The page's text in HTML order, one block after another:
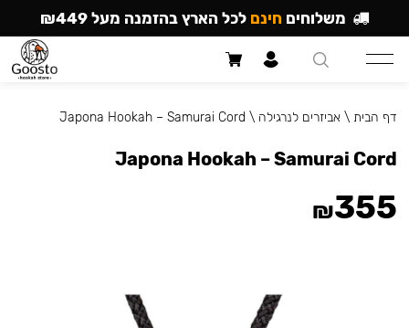
דף הבית \אביזרים לנרגילה \
Japona Hookah – Samurai Cord
Japona Hookah – Samurai Cord
₪355
משלוחים חינם לכל הארץ בהזמנה מעל ₪449